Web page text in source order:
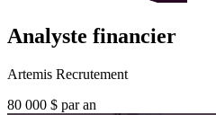
Analyste financier
Artemis Recrutement
80 000 $ par an